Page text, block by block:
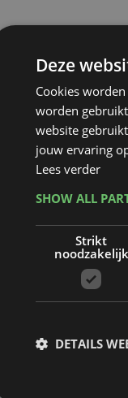
Deze
Cookies
worden
website
jouw ervaring
Lees verder
SHOW ALL
Strikt
noodzakelijk
DETAILS